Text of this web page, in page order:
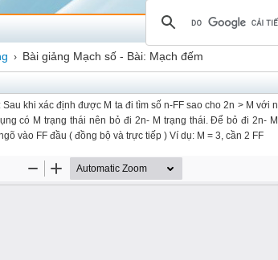
› Bài giảng Mạch số - Bài: Mạch đếm
khi xác định được M ta đi tìm số n-FF sao cho 2n > M với n
có M trạng thái nên bỏ đi 2n- M trạng thái. Để bỏ đi 2n- M
vào FF đầu ( đồng bộ và trực tiếp ) Ví dụ: M = 3, cần 2 FF